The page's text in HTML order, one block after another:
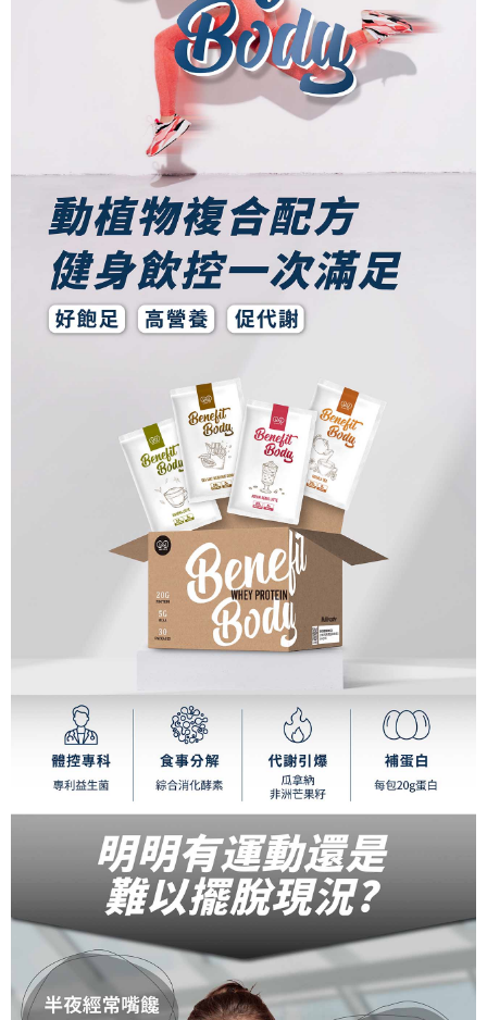
請求用戶進行身份認證。
５．嚴禁一人註冊多個帳號或使用他人資訊註冊。若發現惡意使用之情形，
恩沛科技股份有限公司將有權停止該用戶之使用額度並採取法律行動。